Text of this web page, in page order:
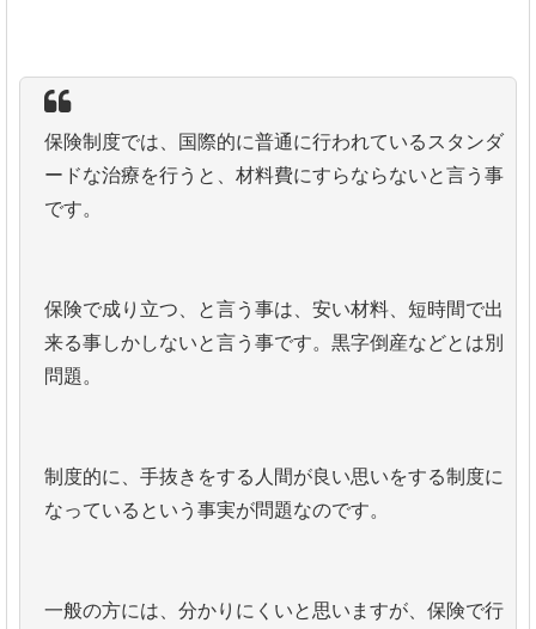
保険制度では、国際的に普通に行われているスタンダ
ードな治療を行うと、材料費にすらならないと言う事
です。
保険で成り立つ、と言う事は、安い材料、短時間で出
来る事しかしないと言う事です。黒字倒産などとは別
問題。
制度的に、手抜きをする人間が良い思いをする制度に
なっているという事実が問題なのです。
一般の方には、分かりにくいと思いますが、保険で行